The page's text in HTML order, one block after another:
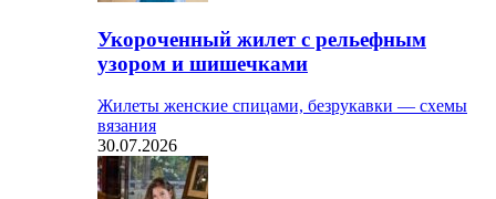
Укороченный жилет с рельефным
узором и шишечками
Жилеты женские спицами, безрукавки — схемы
вязания
30.07.2026